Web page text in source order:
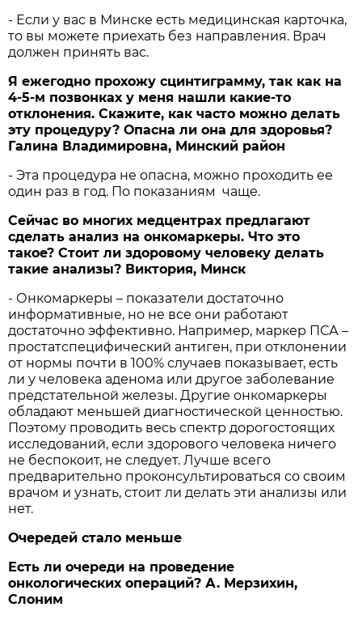
- Если у вас в Минске есть медицинская карточка,
то вы можете приехать без направления. Врач
должен принять вас.
Я ежегодно прохожу сцинтиграмму, так как на
4-5-м позвонках у меня нашли какие-то
отклонения. Скажите, как часто можно делать
эту процедуру? Опасна ли она для здоровья?
Галина Владимировна, Минский район
- Эта процедура не опасна, можно проходить ее
один раз в год. По показаниям чаще.
Сейчас во многих медцентрах предлагают
сделать анализ на онкомаркеры. Что это
такое? Стоит ли здоровому человеку делать
такие анализы? Виктория, Минск
- Онкомаркеры – показатели достаточно
информативные, но не все они работают
достаточно эффективно. Например, маркер ПСА –
простатспецифический антиген, при отклонении
от нормы почти в 100% случаев показывает, есть
ли у человека аденома или другое заболевание
предстательной железы. Другие онкомаркеры
обладают меньшей диагностической ценностью.
Поэтому проводить весь спектр дорогостоящих
исследований, если здорового человека ничего
не беспокоит, не следует. Лучше всего
предварительно проконсультироваться со своим
врачом и узнать, стоит ли делать эти анализы или
нет.
Очередей стало меньше
Есть ли очереди на проведение
онкологических операций? А. Мерзихин,
Слоним